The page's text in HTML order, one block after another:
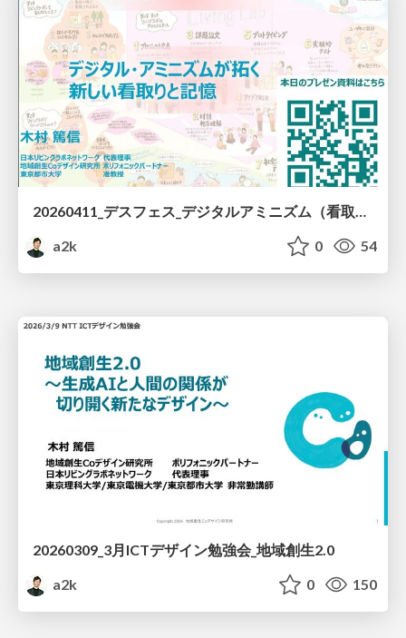
20260411_デスフェス_デジタルアミニズム（看取りと記憶）
a2k
0 54
20260309_3月ICTデザイン勉強会_地域創生2.0
a2k
0 150